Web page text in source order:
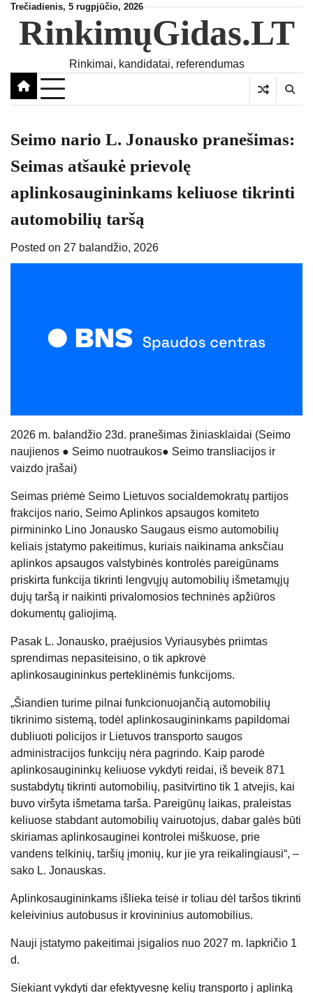
Skip
content
Trečiadienis, 5 rugpjūčio, 2026
RinkimųGidas.LT
Rinkimai, kandidatai, referendumas
Seimo nario L. Jonausko pranešimas:
Seimas atšaukė prievolę
aplinkosaugininkams keliuose tikrinti
automobilių taršą
Posted on 27 balandžio, 2026
2026 m. balandžio 23d. pranešimas žiniasklaidai (Seimo
naujienos ● Seimo nuotraukos● Seimo transliacijos ir
vaizdo įrašai)
Seimas priėmė Seimo Lietuvos socialdemokratų partijos
frakcijos nario, Seimo Aplinkos apsaugos komiteto
pirmininko Lino Jonausko Saugaus eismo automobilių
keliais įstatymo pakeitimus, kuriais naikinama anksčiau
aplinkos apsaugos valstybinės kontrolės pareigūnams
priskirta funkcija tikrinti lengvųjų automobilių išmetamųjų
dujų taršą ir naikinti privalomosios techninės apžiūros
dokumentų galiojimą.
Pasak L. Jonausko, praėjusios Vyriausybės priimtas
sprendimas nepasiteisino, o tik apkrovė
aplinkosaugininkus perteklinėmis funkcijoms.
„Šiandien turime pilnai funkcionuojančią automobilių
tikrinimo sistemą, todėl aplinkosaugininkams papildomai
dubliuoti policijos ir Lietuvos transporto saugos
administracijos funkcijų nėra pagrindo. Kaip parodė
aplinkosaugininkų keliuose vykdyti reidai, iš beveik 871
sustabdytų tikrinti automobilių, pasitvirtino tik 1 atvejis, kai
buvo viršyta išmetama tarša. Pareigūnų laikas, praleistas
keliuose stabdant automobilių vairuotojus, dabar galės būti
skiriamas aplinkosauginei kontrolei miškuose, prie
vandens telkinių, taršių įmonių, kur jie yra reikalingiausi“, –
sako L. Jonauskas.
Aplinkosaugininkams išlieka teisė ir toliau dėl taršos tikrinti
keleivinius autobusus ir krovininius automobilius.
Nauji įstatymo pakeitimai įsigalios nuo 2027 m. lapkričio 1
d.
Siekiant vykdyti dar efektyvesnę kelių transporto į aplinką